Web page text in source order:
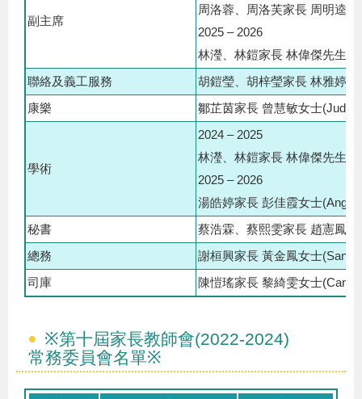
副主席
周洛蓉、周洛芙家長 周明逵
2025 – 2026
林瀅、林鎧家長 林偉傑先生
聯絡及義工服務
胡鎧瑩、胡梓瑩家長 林雅婷女
康樂
鄒芷茵家長 曾慧敏女士(Judy)
學術
2024 – 2025
林瀅、林鎧家長 林偉傑先生
2025 – 2026
湯皓婷家長 彭佳霞女士
秘書
蔡浩霖、蔡熙雯家長 趙憲鳳
總務
謝桓興家長 黃金鳳女士
司庫
陳愷瑤家長 黎綺雯女士
※第十屆家長教師會(2022-2024)
常務委員會名單※